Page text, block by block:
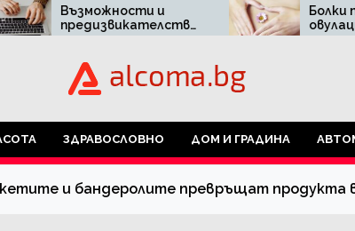
и
бизнеса в
Болки по време на
овулация – повод за
притеснение ли
ЗДРАВОСЛОВНО ДОМ И ГРАДИНА
и бандеролите превръщат продукта